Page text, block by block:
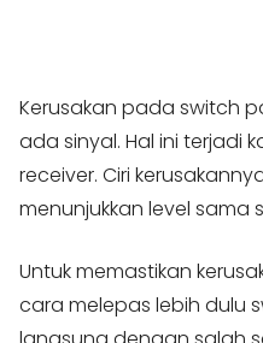
Kerusakan pada switch
ada sinyal. Hal ini terjadi
receiver. Ciri
menunjukkan level sama
Untuk memastikan
cara melepas lebih dulu